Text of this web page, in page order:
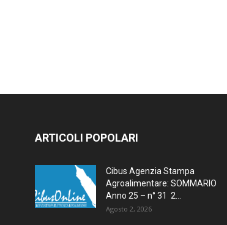
ARTICOLI POPOLARI
Cibus Agenzia Stampa
Agroalimentare: SOMMARIO
Anno 25 – n° 31 2...
Agosto 2, 2026